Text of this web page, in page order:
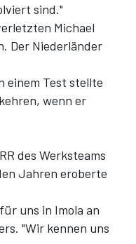
sind."
Michael
Der Niederländer
einem Test stellte
wenn er
des Werksteams
Jahren eroberte
uns in Imola an
"Wir kennen uns